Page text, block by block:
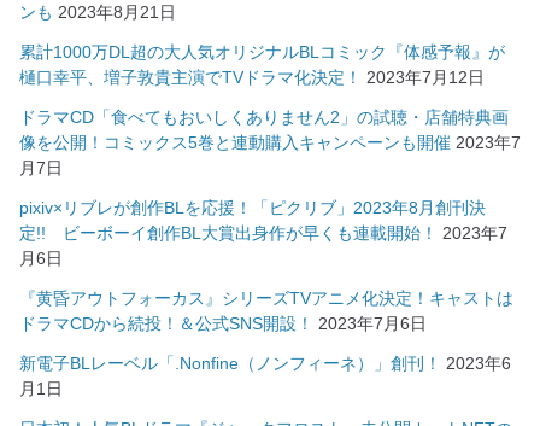
ンも 2023年8月21日
累計1000万DL超の大人気オリジナルBLコミック『体感予報』が
樋口幸平、増子敦貴主演でTVドラマ化決定！
2023年7月12日
ドラマCD「食べてもおいしくありません2」の試聴・店舗特典画
像を公開！コミックス5巻と連動購入キャンペーンも開催 2023年7
月7日
pixiv×リブレが創作BLを応援！「ピクリブ」2023年8月創刊決
定!! ビーボーイ創作BL大賞出身作が早くも連載開始！
2023年7
月6日
『黄昏アウトフォーカス』シリーズTVアニメ化決定！キャストは
ドラマCDから続投！＆公式SNS開設！
2023年7月6日
新電子BLレーベル「.Nonfine（ノンフィーネ）」創刊！
2023年6
月1日